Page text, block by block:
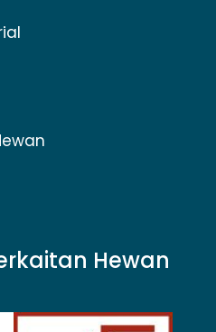
Hewan